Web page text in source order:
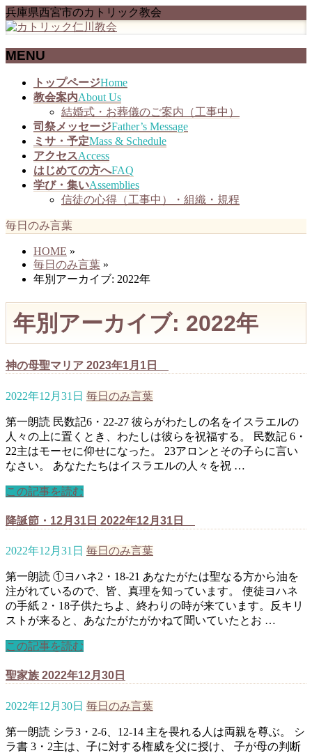
兵庫県西宮市のカトリック教会
MENU
トップページHome
教会案内About Us
結婚式・お葬儀のご案内（工事中）
司祭メッセージFather’s Message
ミサ・予定Mass & Schedule
アクセスAccess
はじめての方へFAQ
学び・集いAssemblies
信徒の心得（工事中）・組織・規程
毎日のみ言葉
HOME »
毎日のみ言葉 »
年別アーカイブ: 2022年
年別アーカイブ: 2022年
神の母聖マリア 2023年1月1日
2022年12月31日 毎日のみ言葉
第一朗読 民数記6・22-27 彼らがわたしの名をイスラエルの
人々の上に置くとき、わたしは彼らを祝福する。 民数記 6・
22主はモーセに仰せになった。 23アロンとその子らに言い
なさい。 あなたたちはイスラエルの人々を祝 …
この記事を読む
降誕節・12月31日 2022年12月31日
2022年12月31日 毎日のみ言葉
第一朗読 ①ヨハネ2・18-21 あなたがたは聖なる方から油を
注がれているので、皆、真理を知っています。 使徒ヨハネ
の手紙 2・18子供たちよ、終わりの時が来ています。反キリ
ストが来ると、あなたがたがかねて聞いていたとお …
この記事を読む
聖家族 2022年12月30日
2022年12月30日 毎日のみ言葉
第一朗読 シラ3・2-6、12-14 主を畏れる人は両親を尊ぶ。 シ
ラ書 3・2主は、子に対する権威を父に授け、 子が母の判断